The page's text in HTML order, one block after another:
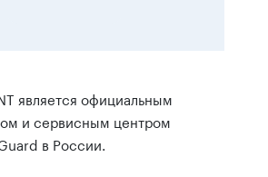
является официальным
и сервисным центром
в России.